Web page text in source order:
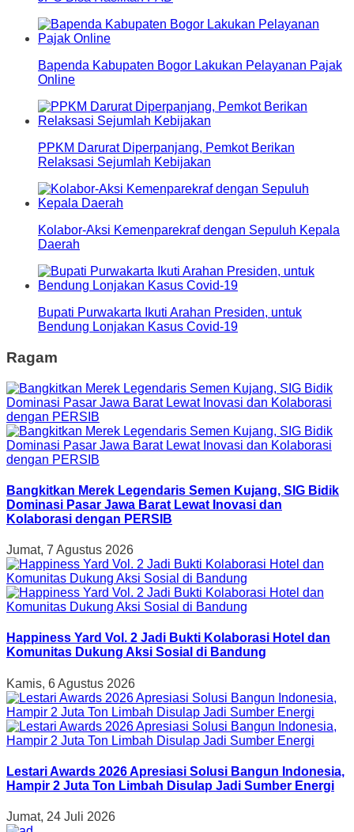
Bapenda Kabupaten Bogor Lakukan Pelayanan Pajak
Online
PPKM Darurat Diperpanjang, Pemkot Berikan
Relaksasi Sejumlah Kebijakan
Kolabor-Aksi Kemenparekraf dengan Sepuluh Kepala
Daerah
Bupati Purwakarta Ikuti Arahan Presiden, untuk
Bendung Lonjakan Kasus Covid-19
Ragam
Bangkitkan Merek Legendaris Semen Kujang, SIG Bidik
Dominasi Pasar Jawa Barat Lewat Inovasi dan
Kolaborasi dengan PERSIB
Jumat, 7 Agustus 2026
Happiness Yard Vol. 2 Jadi Bukti Kolaborasi Hotel dan
Komunitas Dukung Aksi Sosial di Bandung
Kamis, 6 Agustus 2026
Lestari Awards 2026 Apresiasi Solusi Bangun Indonesia,
Hampir 2 Juta Ton Limbah Disulap Jadi Sumber Energi
Jumat, 24 Juli 2026